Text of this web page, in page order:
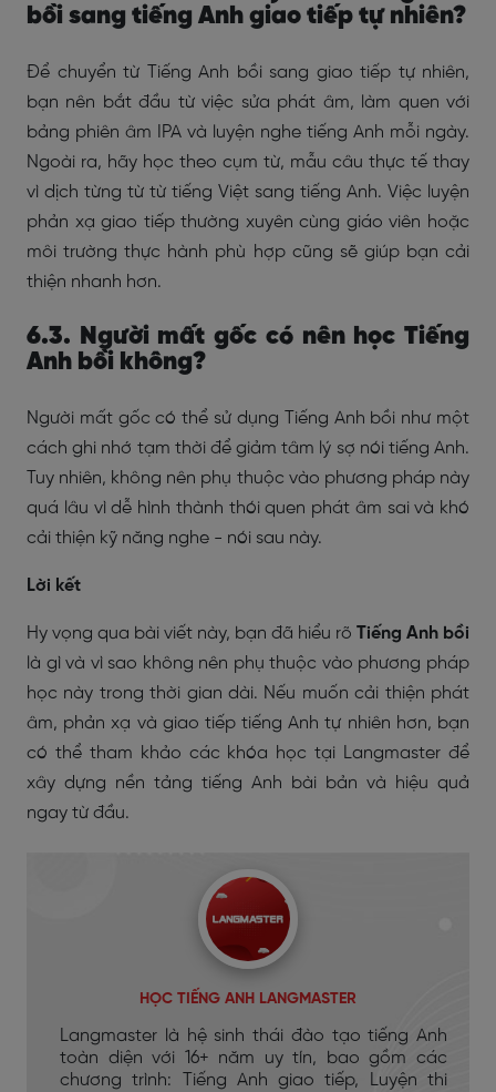
bồi sang tiếng Anh giao tiếp tự nhiên?
Để chuyển từ Tiếng Anh bồi sang giao tiếp tự nhiên,
bạn nên bắt đầu từ việc sửa phát âm, làm quen với
bảng phiên âm IPA và luyện nghe tiếng Anh mỗi ngày.
Ngoài ra, hãy học theo cụm từ, mẫu câu thực tế thay
vì dịch từng từ từ tiếng Việt sang tiếng Anh. Việc luyện
phản xạ giao tiếp thường xuyên cùng giáo viên hoặc
môi trường thực hành phù hợp cũng sẽ giúp bạn cải
thiện nhanh hơn.
6.3. Người mất gốc có nên học Tiếng
Anh bồi không?
Người mất gốc có thể sử dụng Tiếng Anh bồi như một
cách ghi nhớ tạm thời để giảm tâm lý sợ nói tiếng Anh.
Tuy nhiên, không nên phụ thuộc vào phương pháp này
quá lâu vì dễ hình thành thói quen phát âm sai và khó
cải thiện kỹ năng nghe - nói sau này.
Lời kết
Hy vọng qua bài viết này, bạn đã hiểu rõ Tiếng Anh bồi
là gì và vì sao không nên phụ thuộc vào phương pháp
học này trong thời gian dài. Nếu muốn cải thiện phát
âm, phản xạ và giao tiếp tiếng Anh tự nhiên hơn, bạn
có thể tham khảo các khóa học tại Langmaster để
xây dựng nền tảng tiếng Anh bài bản và hiệu quả
ngay từ đầu.
HỌC TIẾNG ANH LANGMASTER
Langmaster là hệ sinh thái đào tạo tiếng Anh
toàn diện với 16+ năm uy tín, bao gồm các
chương trình: Tiếng Anh giao tiếp, Luyện thi